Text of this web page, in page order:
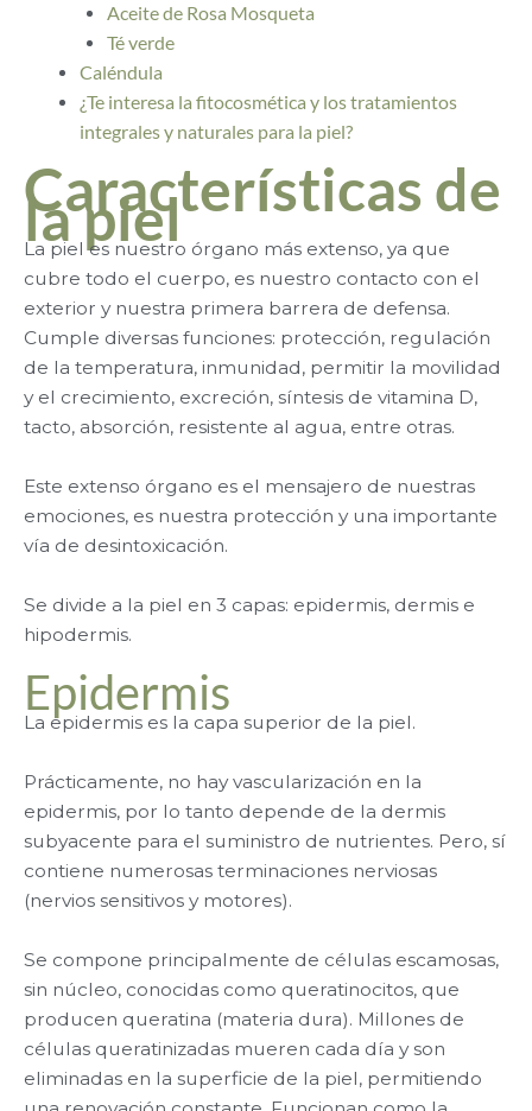
Aceite de Rosa Mosqueta
Té verde
Caléndula
¿Te interesa la fitocosmética y los tratamientos
integrales y naturales para la piel?
Características de
la piel
La piel es nuestro órgano más extenso, ya que
cubre todo el cuerpo, es nuestro contacto con el
exterior y nuestra primera barrera de defensa.
Cumple diversas funciones: protección, regulación
de la temperatura, inmunidad, permitir la movilidad
y el crecimiento, excreción, síntesis de vitamina D,
tacto, absorción, resistente al agua, entre otras.
Este extenso órgano es el mensajero de nuestras
emociones, es nuestra protección y una importante
vía de desintoxicación.
Se divide a la piel en 3 capas: epidermis, dermis e
hipodermis.
Epidermis
La epidermis es la capa superior de la piel.
Prácticamente, no hay vascularización en la
epidermis, por lo tanto depende de la dermis
subyacente para el suministro de nutrientes. Pero, sí
contiene numerosas terminaciones nerviosas
(nervios sensitivos y motores).
Se compone principalmente de células escamosas,
sin núcleo, conocidas como queratinocitos, que
producen queratina (materia dura). Millones de
células queratinizadas mueren cada día y son
eliminadas en la superficie de la piel, permitiendo